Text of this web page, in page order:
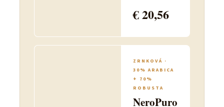
€ 20,56
ZRNKOVÁ ·
30% ARABICA
+ 70%
ROBUSTA
NeroPuro